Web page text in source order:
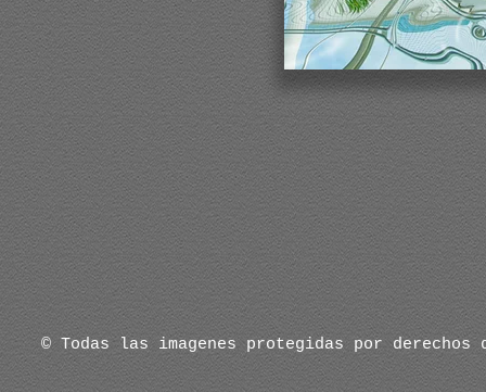
© Todas las imagenes protegidas por derechos